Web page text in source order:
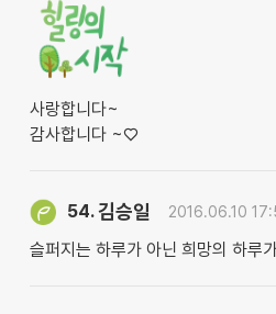
사랑합니다~
감사합니다 ~♡
54.김승일 2016.06.10
슬퍼지는 하루가 아닌 희망의 하루